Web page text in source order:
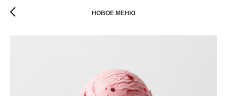
НОВОЕ МЕНЮ